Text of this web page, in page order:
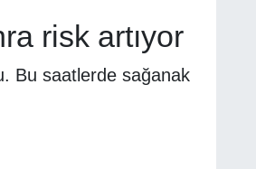
risk artıyor
Bu saatlerde sağanak